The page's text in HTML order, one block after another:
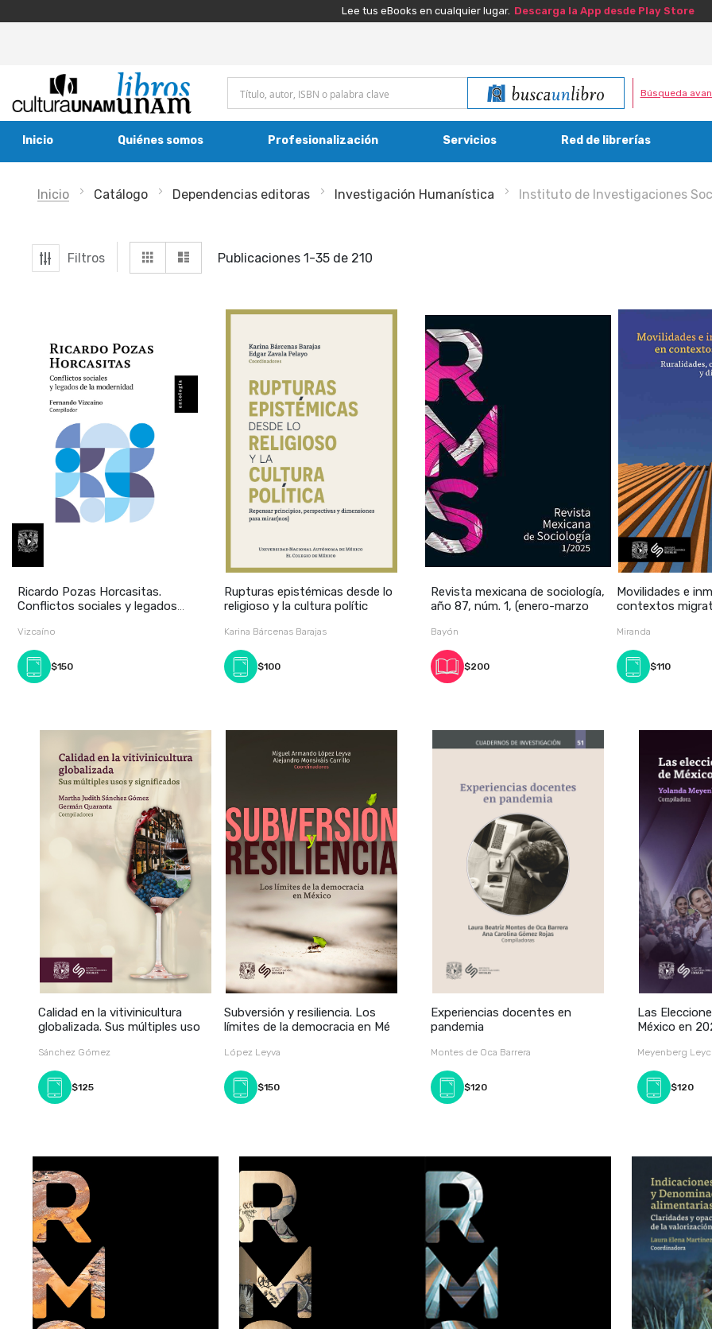
Lee tus eBooks en cualquier lugar. Descarga la App desde Play Store
Búsqueda
Inicio Quiénes somos Profesionalización Servicios Red de librerías
Inicio Catálogo Dependencias editoras Investigación Humanística Instituto de Investigaciones
Filtros
Ver
como
Grilla ListaPublicaciones 1-35 de 210
Ricardo Pozas Horcasitas.
Conflictos sociales y legados
Vizcaíno
$150
Rupturas epistémicas desde lo
religioso y la cultura polític
Karina Bárcenas Barajas
$100
Revista mexicana de sociología,
año 87, núm. 1, (enero-marzo
Bayón
$200
Movilidades e
contextos
Miranda
$110
Calidad en la vitivinicultura
globalizada. Sus múltiples uso
Sánchez Gómez
$125
Subversión y resiliencia. Los
límites de la democracia en Mé
López Leyva
$150
Experiencias docentes en
pandemia
Montes de Oca Barrera
$120
Las
México en
Meyenberg
$120